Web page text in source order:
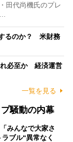
田代尚機氏のプレ
るのか？ 米財務
れ必至か 経済運営
一覧を見る
騒動の内幕
みんなで大家さ
ブル“異常なく